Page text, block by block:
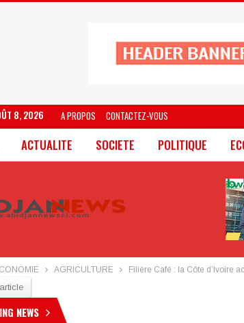
8, 2026 A PROPOS CONTACTEZ-VOUS
ACTUALITE SOCIETE POLITIQUE
AGRICULTURE Filière Café : la Côte d’Ivoire
NEWS